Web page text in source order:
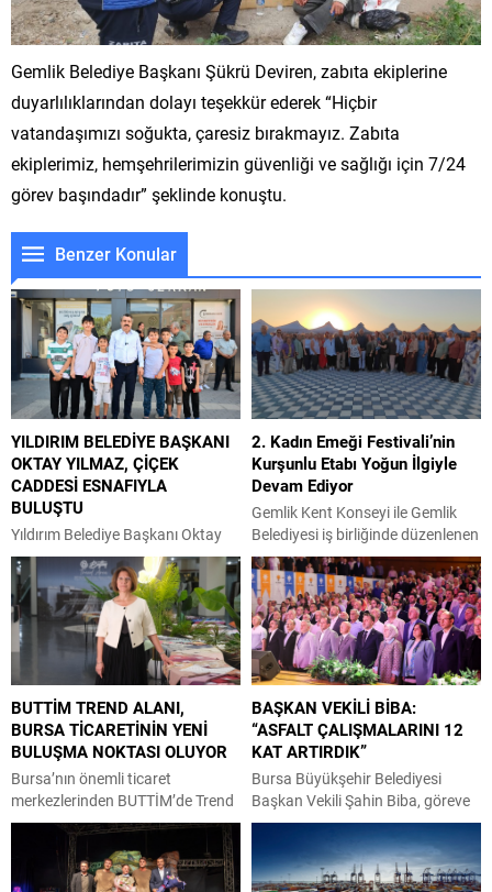
Gemlik Belediye Başkanı Şükrü Deviren, zabıta ekiplerine
duyarlılıklarından dolayı teşekkür ederek “Hiçbir
vatandaşımızı soğukta, çaresiz bırakmayız. Zabıta
ekiplerimiz, hemşehrilerimizin güvenliği ve sağlığı için 7/24
görev başındadır” şeklinde konuştu.
Benzer Konular
YILDIRIM BELEDİYE BAŞKANI
OKTAY YILMAZ, ÇİÇEK
CADDESİ ESNAFIYLA
BULUŞTU
Yıldırım Belediye Başkanı Oktay
Yılmaz, Zümrütevler Mahallesi
esnafıyla bir araya geldi. Her
fırsatta vatandaşla buluşan
Yıldırım Belediye Başkanı Oktay
Yılmaz, mahalle ve esnaf
ziyaretlerine ara vermeden devam
ediyor. Zümrütevler Mahallesi’ni
ziyaret eden Başkan Oktay
Yılmaz, Çiçek Caddesi esnafıyla
bir araya geldi. İşyerlerini gezen
Yılmaz, esnafa hayırlı işler diledi.
Oktay Yılmaz,...
2. Kadın Emeği Festivali’nin
Kurşunlu Etabı Yoğun İlgiyle
Devam Ediyor
Gemlik Kent Konseyi ile Gemlik
Belediyesi iş birliğinde düzenlenen
2. Kadın Emeği Festivali’nin
Kurşunlu etabı, yoğun katılımla
başladı. Kurşunlu Yeni Kordon’da
kurulan stantlar, el emeği göz
nuru ürünleri vatandaşlarla
buluştururken, festival hafta sonu
boyunca ziyaretçilerini
ağırlamaya devam edecek.
Festivalin ikinci gününde Gemlik
Belediye Başkanı Şükrü Deviren,
Gemlik Kent Konseyi Başkanı...
BUTTİM TREND ALANI,
BURSA TİCARETİNİN YENİ
BULUŞMA NOKTASI OLUYOR
Bursa’nın önemli ticaret
merkezlerinden BUTTİM’de Trend
Alanları projesinin ilk uygulama
alanı ziyaretçilerin beğenisine
sunuldu. Projenin
BAŞKAN VEKİLİ BİBA:
“ASFALT ÇALIŞMALARINI 12
KAT ARTIRDIK”
Bursa Büyükşehir Belediyesi
Başkan Vekili Şahin Biba, göreve
geldiği 10 Nisan’dan bugüne
kadar geçen dönemi işaret ederek
“AK Parti belediyeciliğine yakışır